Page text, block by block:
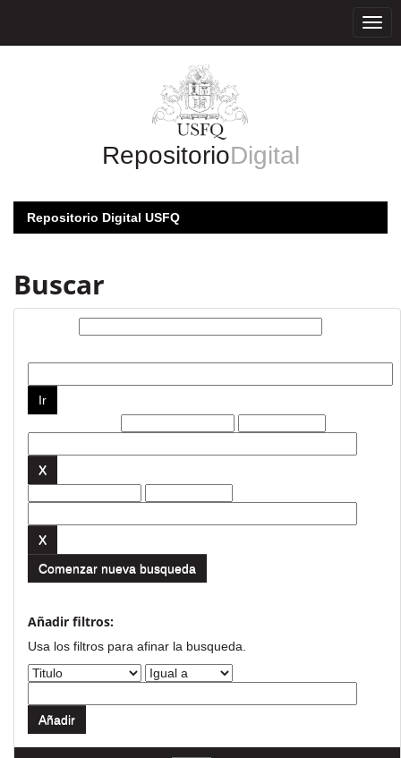
RepositorioDigital
Repositorio Digital USFQ
Buscar
Comenzar nueva busqueda
Añadir filtros:
Usa los filtros para afinar la busqueda.